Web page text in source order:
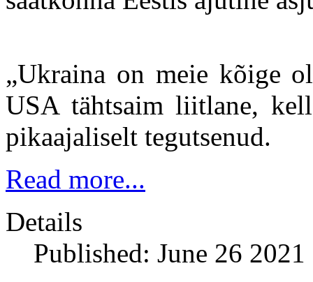
„Ukraina on meie kõige
USA tähtsaim liitlane,
pikaajaliselt tegutsenud.
Read more...
Details
Published: June 26 2021